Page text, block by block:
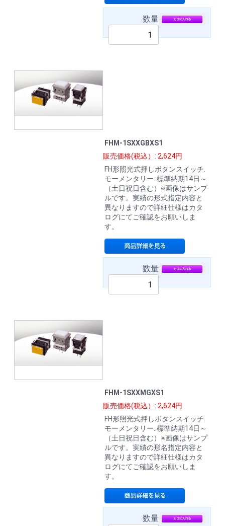
数量
FHM-1SXXGBXS1
販売価格(税込）: 2,624円
FH形照光式押しボタンスイッチ.
モーメンタリー.:標準納期14日～
（土日祝日含む）※画像はサンプ
ルです。実績の形式指定内容と
異なりますので詳細仕様はカタ
ログにてご確認をお願いしま
す。
数量
FHM-1SXXMGXS1
販売価格(税込）: 2,624円
FH形照光式押しボタンスイッチ.
モーメンタリー.:標準納期14日～
（土日祝日含む）※画像はサンプ
ルです。実績の形名指定内容と
異なりますので詳細仕様はカタ
ログにてご確認をお願いしま
す。
数量